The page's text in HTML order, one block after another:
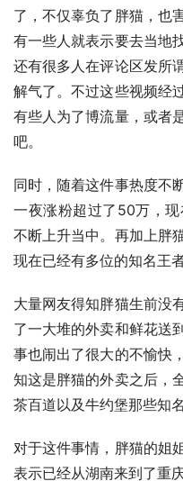
了，不仅辜负了胖猫，也
有一些人就表示要去当地
还有很多人在评论区发所
解气了。不过这些视频经
有些人为了博流量，或者
吧。
同时，随着这件事热度不
一夜涨粉超过了50万，
不断上升当中。再加上胖
现在已经有多位的知名王
大量网友得知胖猫生前没
了一大堆的外卖和鲜花送
事也闹出了很大的不愉快
知这是胖猫的外卖之后，
茶百道以及牛约堡那些知
对于这件事情，胖猫的姐
表示已经从湖南来到了重